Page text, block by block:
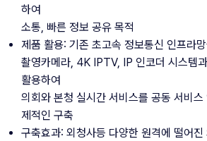
하여
소통, 빠른 정보 공유 목적
제품 활용: 기존 초고속 정보통신 인프라
촬영카메라, 4K IPTV, IP 인코더 시스템
활용하여
의회와 본청 실시간 서비스를 공동 서비
제적인 구축
구축효과: 외청사등 다양한 원격에 떨어진